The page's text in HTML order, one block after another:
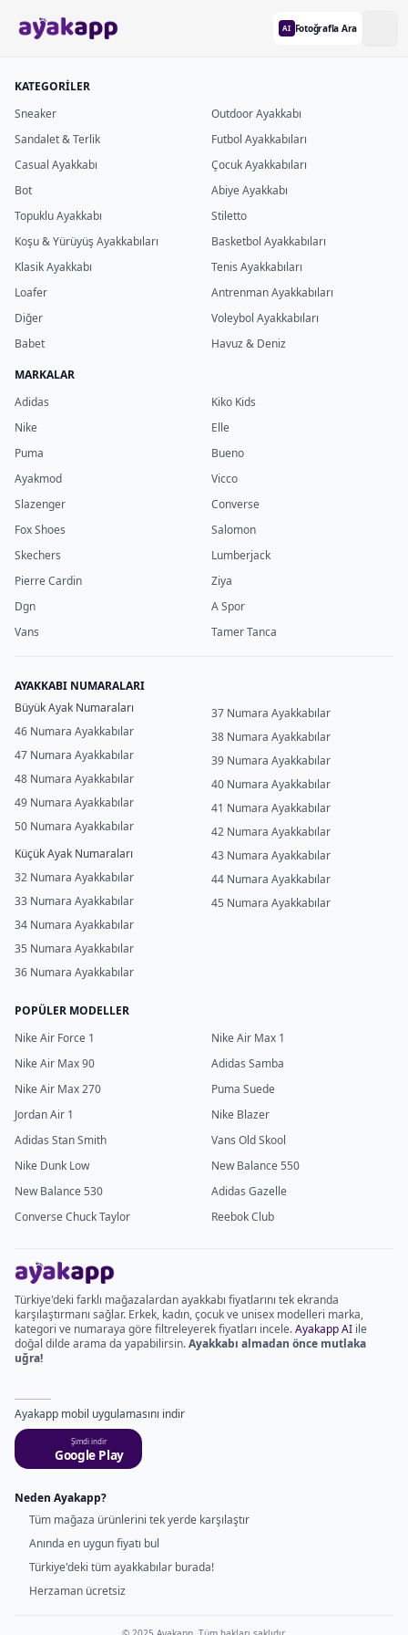
AI Fotoğrafla Ara
KATEGORİLER
Sneaker
Sandalet & Terlik
Casual Ayakkabı
Bot
Topuklu Ayakkabı
Koşu & Yürüyüş Ayakkabıları
Klasik Ayakkabı
Loafer
Diğer
Babet
Outdoor Ayakkabı
Futbol Ayakkabıları
Çocuk Ayakkabıları
Abiye Ayakkabı
Stiletto
Basketbol Ayakkabıları
Tenis Ayakkabıları
Antrenman Ayakkabıları
Voleybol Ayakkabıları
Havuz & Deniz
MARKALAR
Adidas
Nike
Puma
Ayakmod
Slazenger
Fox Shoes
Skechers
Pierre Cardin
Dgn
Vans
Kiko Kids
Elle
Bueno
Vicco
Converse
Salomon
Lumberjack
Ziya
A Spor
Tamer Tanca
AYAKKABI NUMARALARI
Büyük Ayak Numaraları
46 Numara Ayakkabılar
47 Numara Ayakkabılar
48 Numara Ayakkabılar
49 Numara Ayakkabılar
50 Numara Ayakkabılar
Küçük Ayak Numaraları
32 Numara Ayakkabılar
33 Numara Ayakkabılar
34 Numara Ayakkabılar
35 Numara Ayakkabılar
36 Numara Ayakkabılar
37 Numara Ayakkabılar
38 Numara Ayakkabılar
39 Numara Ayakkabılar
40 Numara Ayakkabılar
41 Numara Ayakkabılar
42 Numara Ayakkabılar
43 Numara Ayakkabılar
44 Numara Ayakkabılar
45 Numara Ayakkabılar
POPÜLER MODELLER
Nike Air Force 1
Nike Air Max 90
Nike Air Max 270
Jordan Air 1
Adidas Stan Smith
Nike Dunk Low
New Balance 530
Converse Chuck Taylor
Nike Air Max 1
Adidas Samba
Puma Suede
Nike Blazer
Vans Old Skool
New Balance 550
Adidas Gazelle
Reebok Club
Türkiye'deki farklı mağazalardan ayakkabı fiyatlarını tek ekranda
karşılaştırmanı sağlar. Erkek, kadın, çocuk ve unisex modelleri marka,
kategori ve numaraya göre filtreleyerek fiyatları incele.Ayakapp AI ile
doğal dilde arama da yapabilirsin.Ayakkabı almadan önce mutlaka
uğra!
Ayakapp mobil uygulamasını indir
Şimdi indir
Google Play
Neden Ayakapp?
Tüm mağaza ürünlerini tek yerde karşılaştır
Anında en uygun fiyatı bul
Türkiye'deki tüm ayakkabılar burada!
Herzaman ücretsiz